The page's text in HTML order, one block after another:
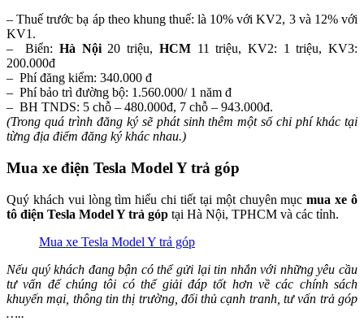
– Thuế trước bạ áp theo khung thuế: là 10% với KV2, 3 và 12% với
KV1.
– Biển:Hà Nội20 triệu, HCM11 triệu, KV2: 1 triệu, KV3:
200.000đ
– Phí đăng kiểm: 340.000 đ
– Phí bảo trì đường bộ: 1.560.000/ 1 năm đ
– BH TNDS: 5 chỗ – 480.000đ, 7 chỗ – 943.000đ.
(Trong quá trình đăng ký sẽ phát sinh thêm một số chi phí khác tại
từng địa điểm đăng ký khác nhau.)
Mua xe điện Tesla Model Y trả góp
Quý khách vui lòng tìm hiểu chi tiết tại một chuyên mụcmua xe ô
tô điện Tesla Model Y trả góp tại Hà Nội, TPHCM và các tỉnh.
Mua xe Tesla Model Y trả góp
Nếu quý khách đang bận có thể gửi lại tin nhắn với những yêu cầu
tư vấn để chúng tôi có thể giải đáp tốt hơn về các chính sách
khuyến mại, thông tin thị trường, đối thủ cạnh tranh, tư vấn trả góp
…..